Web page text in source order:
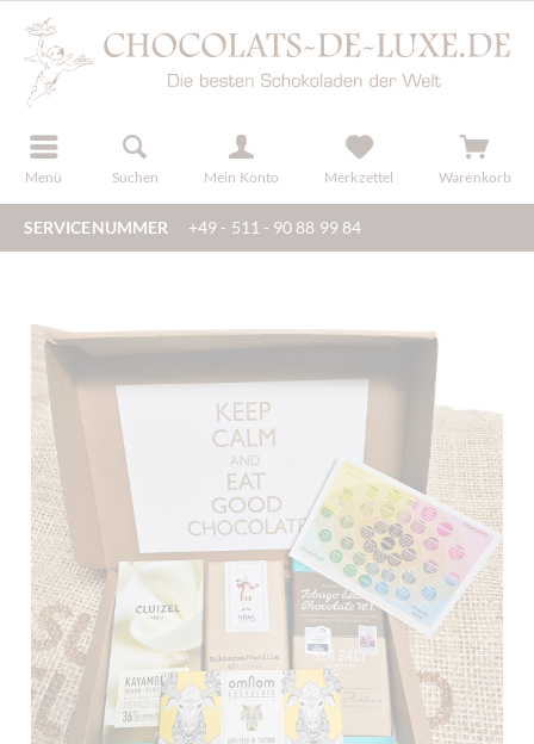
Menü Suchen Mein Konto
registrieren Merkzettel Warenkorb
SERVICENUMMER +49 - 511 - 90 88 99 84